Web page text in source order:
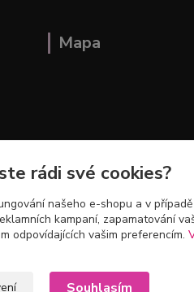
Mapa
rádi své cookies?
našeho e-shopu a v
kampaní, zapamatování
odpovídajících vašim preferencím.
Souhlasím